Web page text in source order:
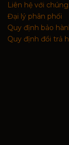
Liên hệ với
Đại lý phân phối
Quy định bảo
Quy định đổi trả